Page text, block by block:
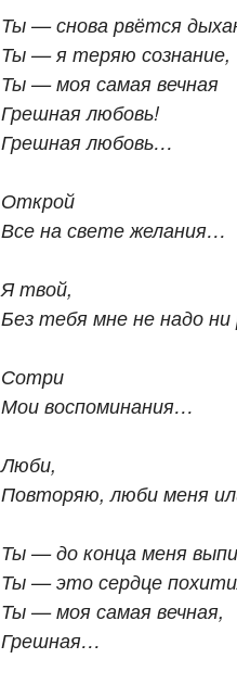
Ты — снова рвётся
Ты — я теряю сознание,
Ты — моя самая вечная
Грешная любовь!
Грешная любовь…
Открой
Все на свете желания…
Я твой,
Без тебя мне не надо ни
Сотри
Мои воспоминания…
Люби,
Повторяю, люби меня
Ты — до конца меня
Ты — это сердце
Ты — моя самая вечная,
Грешная…